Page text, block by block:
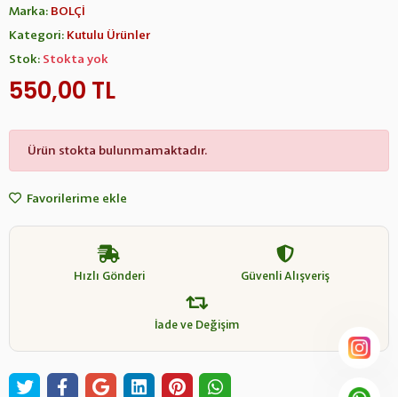
Marka: BOLÇİ
Kategori: Kutulu Ürünler
Stok: Stokta yok
550,00 TL
Ürün stokta bulunmamaktadır.
Favorilerime ekle
Hızlı Gönderi Güvenli Alışveriş
İade ve Değişim